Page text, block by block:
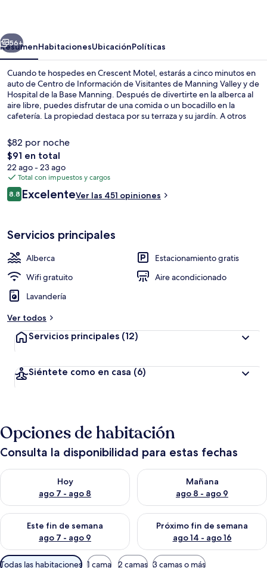
Siguiente
56+
ResumenHabitacionesUbicaciónPolíticas
Cuando te hospedes en Crescent Motel, estarás a cinco minutos en
auto de Centro de Información de Visitantes de Manning Valley y de
Hospital de la Base Manning. Después de divertirte en la alberca al
aire libre, puedes disfrutar de una comida o un bocadillo en la
cafetería. La propiedad destaca por su terraza y su jardín. A otros
$82 por noche
El
precio
total
es
de
$91 en total
22 ago - 23 ago
Total con impuestos y cargos
Opiniones
8.88.8 de 10,
ExcelenteVer las 451 opiniones
Servicios principales
Alberca
Estacionamiento gratis
Wifi gratuito
Aire acondicionado
Lavandería
Ver todos
Servicios principales (12)
Siéntete como en casa (6)
Opciones de habitación
Consulta la disponibilidad para estas fechas
Hoy
ago 7 - ago 8
Consulta la disponibilidad para hoy ago 7 - ago 8
Mañana
ago 8 - ago 9
Consulta la disponibilidad
Este fin de semana
ago 7 - ago 9
Consulta la disponibilidad para este fin de semana ago 7 -
Próximo fin de semana
ago 14 - ago 16
Consulta la disponibilidad
Filtros
Todas las habitaciones 1 cama 2 camas 3 camas o más